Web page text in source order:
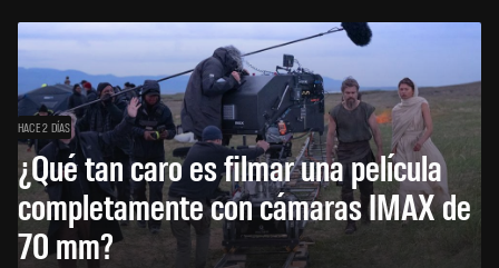
HACE 2 DÍAS
¿Qué tan caro es filmar una película
completamente con cámaras IMAX de
70 mm?